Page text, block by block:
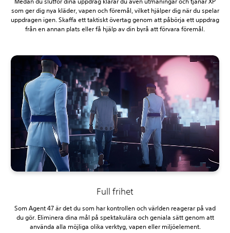
som ger dig nya kläder, vapen och föremål, vilket hjälper dig när du spelar
uppdragen igen. Skaffa ett taktiskt övertag genom att påbörja ett uppdrag
från en annan plats eller få hjälp av din byrå att förvara föremål.
Full frihet
Som Agent 47 är det du som har kontrollen och världen reagerar på vad
du gör. Eliminera dina mål på spektakulära och geniala sätt genom att
använda alla möjliga olika verktyg, vapen eller miljöelement.